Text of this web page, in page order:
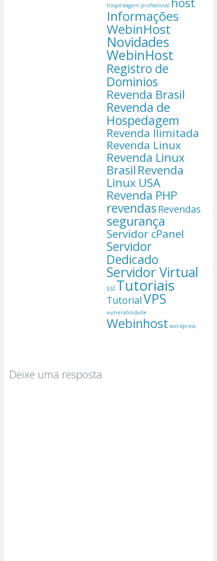
hospedagem profissional
Informações
WebinHost
Novidades
WebinHost
Registro de
Dominios
Revenda Brasil
Revenda de
Hospedagem
Revenda Ilimitada
Revenda Linux
Revenda Linux
Brasil Revenda
Linux USA
Revenda PHP
revendas Revendas
segurança
Servidor cPanel
Servidor
Dedicado
Servidor Virtual
ssl Tutoriais
TutorialVPS
vulnerabilidade
Webinhost wordpress
Deixe uma resposta